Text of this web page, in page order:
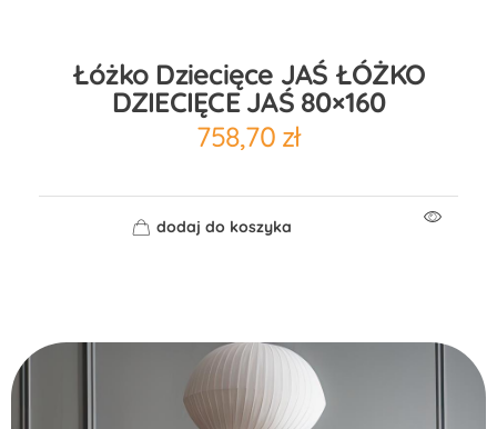
Łóżko Dziecięce JAŚ ŁÓŻKO
DZIECIĘCE JAŚ 80×160
758,70 zł
dodaj do koszyka